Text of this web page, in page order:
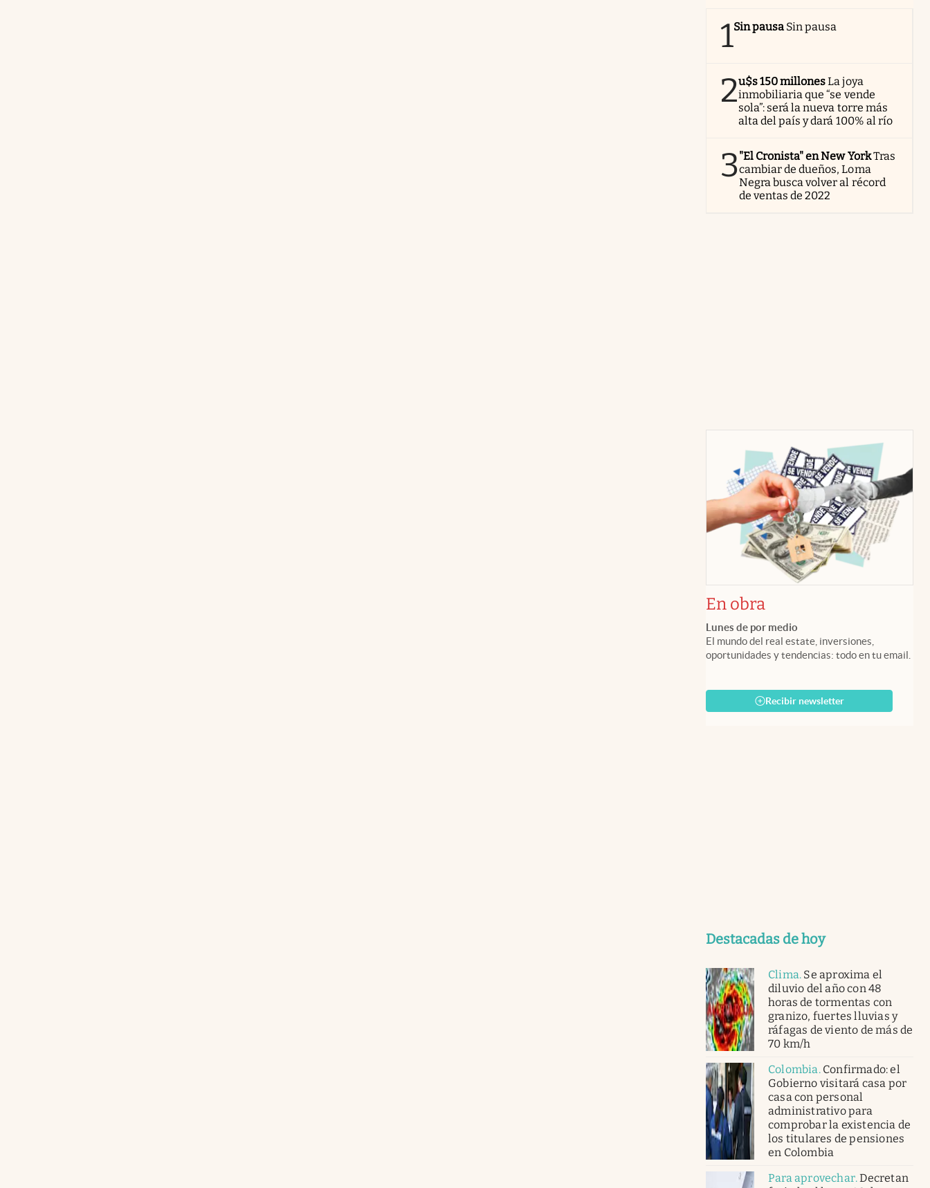
1Sin pausa Sin pausa
2u$s 150 millonesLa joya
inmobiliaria que “se vende
sola”: será la nueva torre más
alta del país y dará 100% al río
3"El Cronista" en New YorkTras
cambiar de dueños, Loma
Negra busca volver al récord
de ventas de 2022
En obra
Lunes de por medio
El mundo del real estate, inversiones,
oportunidades y tendencias: todo en tu email.
Recibir newsletter
Destacadas de hoy
Clima. Se aproxima el
diluvio del año con 48
horas de tormentas con
granizo, fuertes lluvias y
ráfagas de viento de más de
70 km/h
Colombia. Confirmado: el
Gobierno visitará casa por
casa con personal
administrativo para
comprobar la existencia de
los titulares de pensiones
en Colombia
Para aprovechar.Decretan